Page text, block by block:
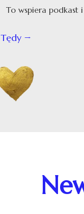
To wspiera podkast
Tędy